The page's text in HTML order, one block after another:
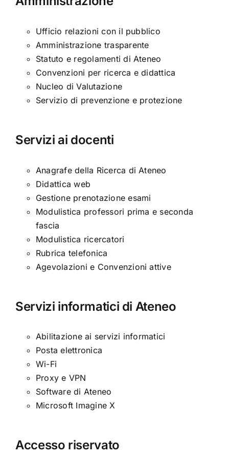
Ufficio relazioni con il pubblico
Amministrazione trasparente
Statuto e regolamenti di Ateneo
Convenzioni per ricerca e didattica
Nucleo di Valutazione
Servizio di prevenzione e protezione
Servizi ai docenti
Anagrafe della Ricerca di Ateneo
Didattica web
Gestione prenotazione esami
Modulistica professori prima e seconda
fascia
Modulistica ricercatori
Rubrica telefonica
Agevolazioni e Convenzioni attive
Servizi informatici di Ateneo
Abilitazione ai servizi informatici
Posta elettronica
Wi-Fi
Proxy e VPN
Software di Ateneo
Microsoft Imagine X
Accesso riservato